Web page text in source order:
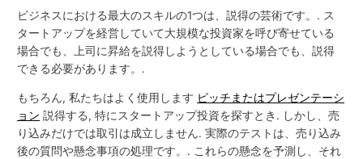
ビジネスにおける最大のスキルの1つは、説得の芸術です。. ス
タートアップを経営していて大規模な投資家を呼び寄せている
場合でも、上司に昇給を説得しようとしている場合でも、説得
できる必要があります。.
もちろん, 私たちはよく使用します ピッチまたはプレゼンテーシ
ョン 説得する, 特にスタートアップ投資を探すとき. しかし、売
り込みだけでは取引は成立しません. 実際のテストは、売り込み
後の質問や懸念事項の処理です。. これらの懸念を予測し、それ